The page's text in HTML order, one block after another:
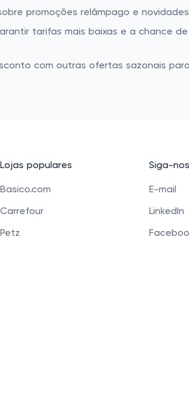
promoções relâmpago e
tarifas mais baixas e a chance
com outras ofertas sazonais
Lojas populares
Basico.com
Carrefour
Petz
Siga-nos
E-mail
LinkedIn